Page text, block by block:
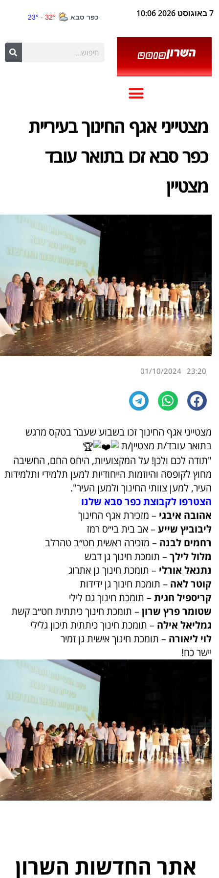
7 באוגוסט 2026 10:06
מצטייני אגף החינוך בעיריית
כפר סבא זכו בתואר עובד
מצטיין
23:20
01/10/2024
מצטייני אגף החינוך זכו בשבוע שעבר בטקס מרגש
בתואר עובד/ת מצטיין/ת
"תודה לכם ולכן! על המקצועיות, היחס החם, החשיבה
מחוץ לקופסה והיוזמות הייחודיות למען תלמידי ותלמידות
העיר, למען צוותי החינוך ולמען העיר".
הצטרפו לקבוצת כפר סבא שלנו
אהובה איבגי – מזכירת אגף החינוך
ליבוביץ שייע– אב בית בי״ס רמז
רחמים לבנה – מזכירה ראשית חט״ב טהרלב
מלול לילך– תומכת חינוך גן דבש
נתנאל אורלי – תומכת חינוך גן אתרוג
קוטר לאה – תומכת חינוך גן ידידות
קריספיל חגית– תומכת חינוך גם לילי
שטומר פרץ שרון– תומכת חינוך כיתתית חט״ב קשת
גמליאל אילה – תומכת חינוך כיתתית תיכון גלילי
לוי ליאורה – תומכת חינוך אישית גן זמיר
יישר כח!
אתר החדשות השרון